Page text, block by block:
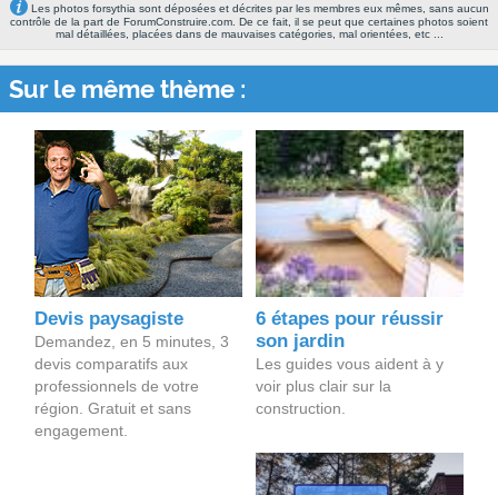
Les photos forsythia sont déposées et décrites par les membres eux mêmes, sans aucun
contrôle de la part de ForumConstruire.com. De ce fait, il se peut que certaines photos soient
mal détaillées, placées dans de mauvaises catégories, mal orientées, etc ...
Sur le même thème :
Devis paysagiste
Demandez, en 5 minutes, 3
devis comparatifs aux
professionnels de votre
région. Gratuit et sans
engagement.
6 étapes pour réussir
son jardin
Les guides vous aident à y
voir plus clair sur la
construction.